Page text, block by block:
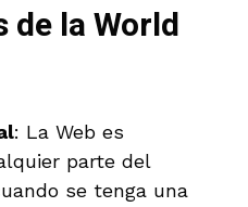
la World
: La Web es
parte del
se tenga una